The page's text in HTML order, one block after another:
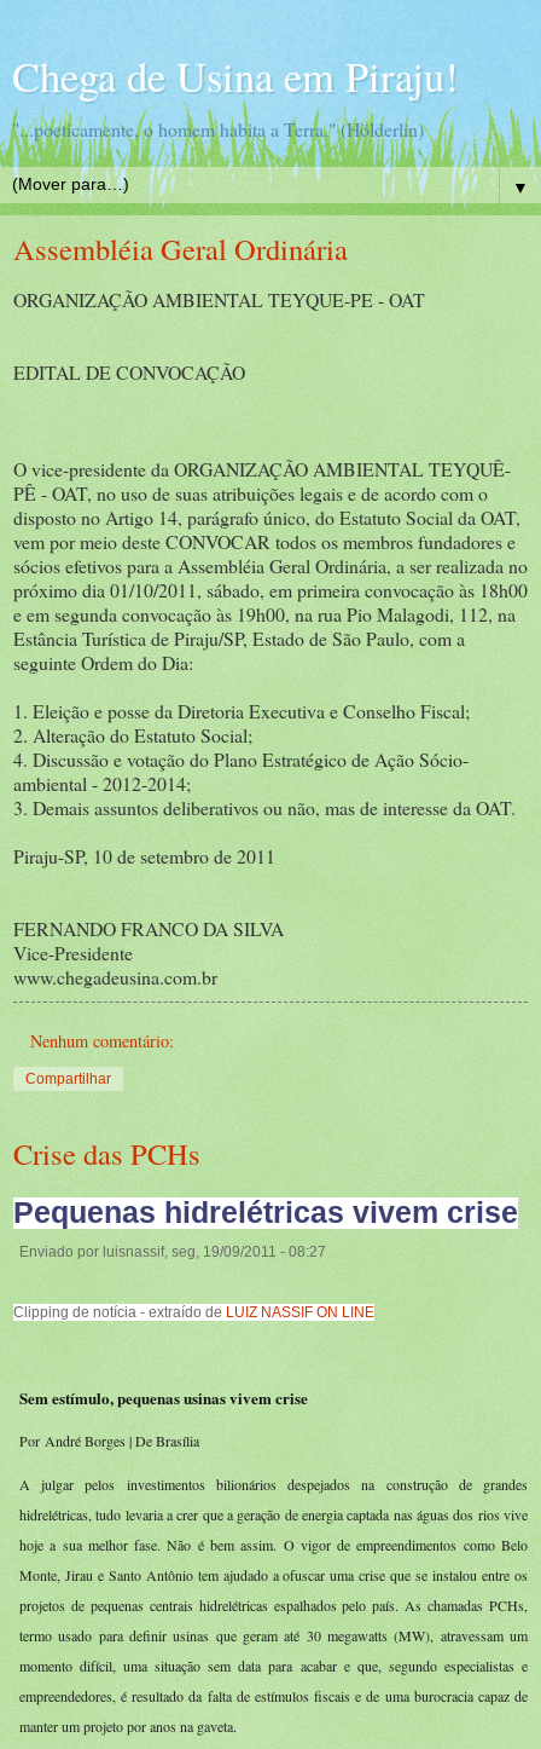
Chega de Usina em Piraju!
"...poeticamente, o homem habita a Terra." (Hölderlin)
▼
Assembléia Geral Ordinária
ORGANIZAÇÃO AMBIENTAL TEYQUE-PE - OAT
EDITAL DE CONVOCAÇÃO
O vice-presidente da ORGANIZAÇÃO AMBIENTAL TEYQUÊ-
PÊ - OAT, no uso de suas atribuições legais e de acordo com o
disposto no Artigo 14, parágrafo único, do Estatuto Social da OAT,
vem por meio deste CONVOCAR todos os membros fundadores e
sócios efetivos para a Assembléia Geral Ordinária, a ser realizada no
próximo dia 01/10/2011, sábado, em primeira convocação às 18h00
e em segunda convocação às 19h00, na rua Pio Malagodi, 112, na
Estância Turística de Piraju/SP, Estado de São Paulo, com a
seguinte Ordem do Dia:
1. Eleição e posse da Diretoria Executiva e Conselho Fiscal;
2. Alteração do Estatuto Social;
4. Discussão e votação do Plano Estratégico de Ação Sócio-
ambiental - 2012-2014;
3. Demais assuntos deliberativos ou não, mas de interesse da OAT.
Piraju-SP, 10 de setembro de 2011
FERNANDO FRANCO DA SILVA
Vice-Presidente
www.chegadeusina.com.br
Nenhum comentário:
Compartilhar
Crise das PCHs
Pequenas hidrelétricas vivem crise
Enviado por luisnassif, seg, 19/09/2011 - 08:27
Clipping de notícia - extraído de LUIZ NASSIF ON LINE
Sem estímulo, pequenas usinas vivem crise
Por André Borges | De Brasília
A julgar pelos investimentos bilionários despejados na construção de grandes
hidrelétricas, tudo levaria a crer que a geração de energia captada nas águas dos rios vive
hoje a sua melhor fase. Não é bem assim. O vigor de empreendimentos como Belo
Monte, Jirau e Santo Antônio tem ajudado a ofuscar uma crise que se instalou entre os
projetos de pequenas centrais hidrelétricas espalhados pelo país. As chamadas PCHs,
termo usado para definir usinas que geram até 30 megawatts (MW), atravessam um
momento difícil, uma situação sem data para acabar e que, segundo especialistas e
empreendedores, é resultado da falta de estímulos fiscais e de uma burocracia capaz de
manter um projeto por anos na gaveta.